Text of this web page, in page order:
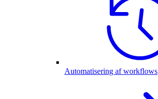
Automatisering af workflows